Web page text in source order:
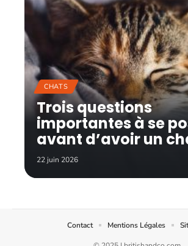
CHATS
Trois questions
importantes à se
avant d’avoir un
22 juin 2026
Contact Mentions Légales